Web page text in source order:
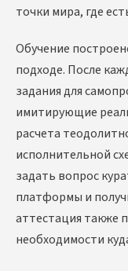
точки мира, где
Обучение
подходе. После
задания для
имитирующие
расчета
исполнительной
задать вопрос
платформы и
аттестация также
необходимости